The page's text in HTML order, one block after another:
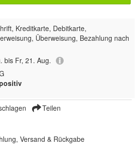
Kreditkarte, Debitkarte,
Überweisung, Bezahlung nach
bis Fr, 21. Aug.
Teilen
Versand & Rückgabe